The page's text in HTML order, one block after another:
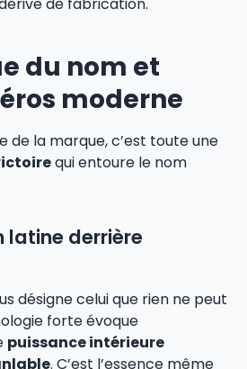
du nom et
moderne
de la marque, c’est toute une
qui entoure le nom
latine derrière
désigne celui que rien ne peut
forte évoque
puissance intérieure
. C’est l’essence même